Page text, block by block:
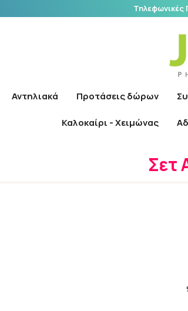
Τηλεφωνικές
Αντηλιακά Προτάσεις δώρων
Καλοκαίρι - Χειμώνας
Αρχική
Σετ